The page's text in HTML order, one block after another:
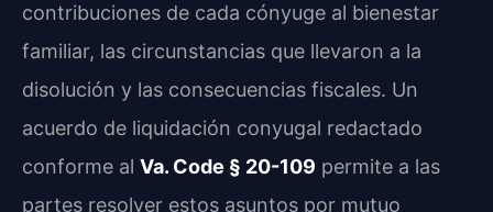
contribuciones de cada cónyuge al bienestar
familiar, las circunstancias que llevaron a la
disolución y las consecuencias fiscales. Un
acuerdo de liquidación conyugal redactado
conforme al Va. Code § 20-109 permite a las
partes resolver estos asuntos por mutuo